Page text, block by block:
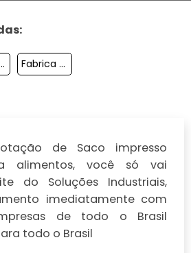
Adesivado Fabrica De Sacolas De Plastico
de Saco impresso
alimentos, você só vai
do Soluções Industriais,
imediatamente com
de todo o Brasil
todo o Brasil